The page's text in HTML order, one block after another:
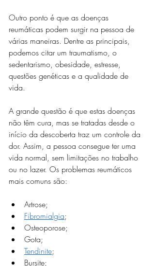
Outro ponto é que as doenças
reumáticas podem surgir na pessoa de
várias maneiras. Dentre as principais,
podemos citar um traumatismo, o
sedentarismo, obesidade, estresse,
questões genéticas e a qualidade de
vida.
A grande questão é que estas doenças
não têm cura, mas se tratadas desde o
início da descoberta traz um controle da
dor. Assim, a pessoa consegue ter uma
vida normal, sem limitações no trabalho
ou no lazer. Os problemas reumáticos
mais comuns são:
Artrose;
Fibromialgia;
Osteoporose;
Gota;
Tendinite;
Bursite;